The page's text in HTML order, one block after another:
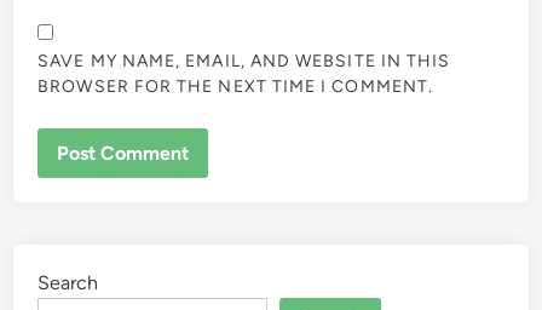
SAVE MY NAME, EMAIL, AND WEBSITE IN THIS
BROWSER FOR THE NEXT TIME I COMMENT.
Search